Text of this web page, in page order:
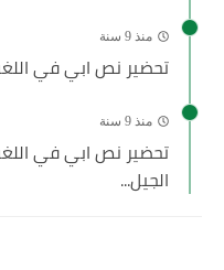
منذ 9 سنة
تحضير نص ابي في
منذ 9 سنة
تحضير نص ابي في
الجيل...